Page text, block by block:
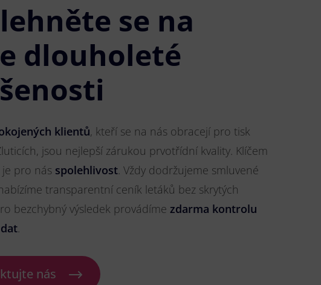
se na
dlouholeté
klientů, kteří se na nás obracejí pro tisk
jsou nejlepší zárukou prvotřídní kvality. Klíčem
pro nás spolehlivost. Vždy dodržujeme smluvené
transparentní ceník letáků bez skrytých
bezchybný výsledek provádíme zdarma kontrolu
.
nás